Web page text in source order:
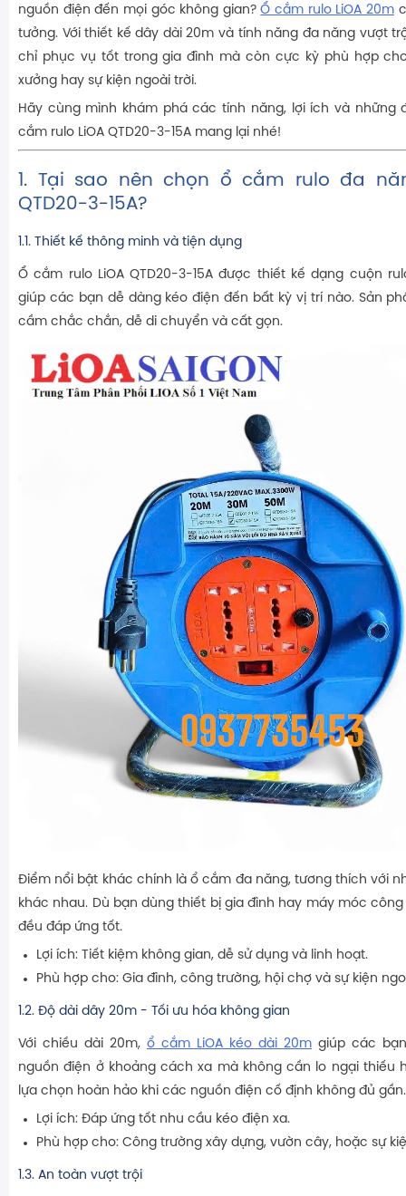
nguồn điện đến mọi góc không gian?Ổ cắm rulo LiOA 20m
tưởng. Với thiết kế dây dài 20m và tính năng đa năng vượt
chỉ phục vụ tốt trong gia đình mà còn cực kỳ phù hợp
xưởng hay sự kiện ngoài trời.
Hãy cùng mình khám phá các tính năng, lợi ích và những
cắm rulo LiOA QTD20-3-15A mang lại nhé!
1. Tại sao nên chọn ổ cắm rulo đa
QTD20-3-15A?
1.1. Thiết kế thông minh và tiện dụng
Ổ cắm rulo LiOA QTD20-3-15A được thiết kế dạng cuộn
giúp các bạn dễ dàng kéo điện đến bất kỳ vị trí nào. Sản
cầm chắc chắn, dễ di chuyển và cất gọn.
Điểm nổi bật khác chính là ổ cắm đa năng, tương thích với
khác nhau. Dù bạn dùng thiết bị gia đình hay máy móc
đều đáp ứng tốt.
Lợi ích: Tiết kiệm không gian, dễ sử dụng và linh hoạt.
Phù hợp cho: Gia đình, công trường, hội chợ và sự kiện
1.2. Độ dài dây 20m - Tối ưu hóa không gian
Với chiều dài 20m, ổ cắm LiOA kéo dài 20m giúp các
nguồn điện ở khoảng cách xa mà không cần lo ngại thiếu
lựa chọn hoàn hảo khi các nguồn điện cố định không đủ gần.
Lợi ích: Đáp ứng tốt nhu cầu kéo điện xa.
Phù hợp cho: Công trường xây dựng, vườn cây, hoặc sự
1.3. An toàn vượt trội